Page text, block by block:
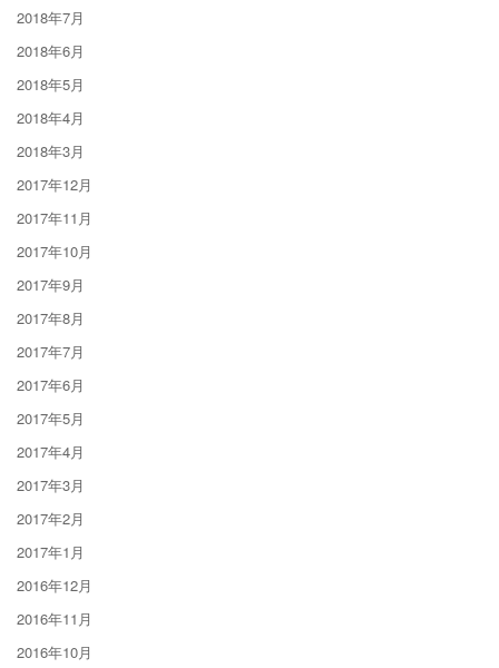
2018年7月
2018年6月
2018年5月
2018年4月
2018年3月
2017年12月
2017年11月
2017年10月
2017年9月
2017年8月
2017年7月
2017年6月
2017年5月
2017年4月
2017年3月
2017年2月
2017年1月
2016年12月
2016年11月
2016年10月